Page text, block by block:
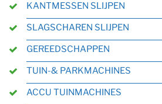
KANTMESSEN SLIJPEN
SLAGSCHAREN SLIJPEN
GEREEDSCHAPPEN
TUIN-& PARKMACHINES
ACCU TUINMACHINES